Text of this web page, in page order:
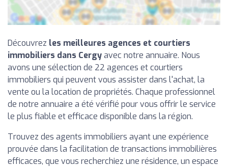
Découvrez les meilleures agences et courtiers
immobiliers dans Cergyavec notre annuaire. Nous
avons une sélection de 22 agences et courtiers
immobiliers qui peuvent vous assister dans l'achat, la
vente ou la location de propriétés. Chaque professionnel
de notre annuaire a été vérifié pour vous offrir le service
le plus fiable et efficace disponible dans la région.
Trouvez des agents immobiliers ayant une expérience
prouvée dans la facilitation de transactions immobilières
efficaces, que vous recherchiez une résidence, un espace